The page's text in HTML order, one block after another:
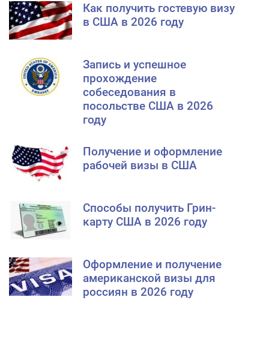
Как получить гостевую визу
в США в 2026 году
Запись и успешное
прохождение
собеседования в
посольстве США в 2026
году
Получение и оформление
рабочей визы в США
Способы получить Грин-
карту США в 2026 году
Оформление и получение
американской визы для
россиян в 2026 году